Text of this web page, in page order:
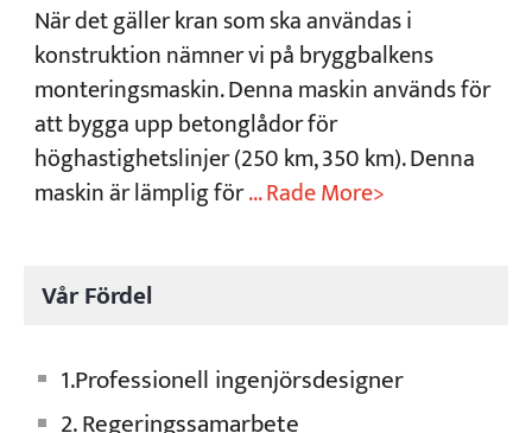
När det gäller kran som ska användas i
konstruktion nämner vi på bryggbalkens
monteringsmaskin. Denna maskin används för
att bygga upp betonglådor för
höghastighetslinjer (250 km, 350 km). Denna
maskin är lämplig för... Rade More>
Vår Fördel
1.Professionell ingenjörsdesigner
2. Regeringssamarbete